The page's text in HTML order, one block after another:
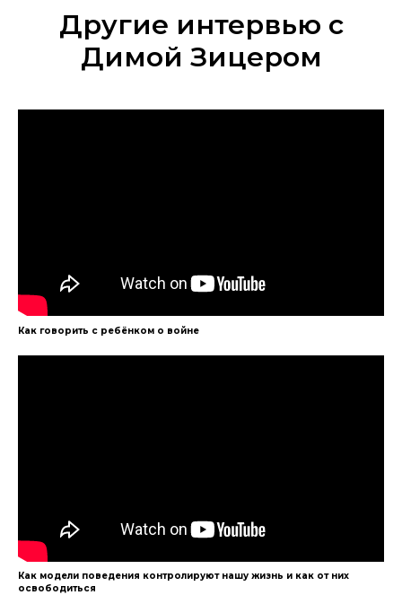
Другие интервью с
Димой Зицером
Как говорить с ребёнком о войне
Как модели поведения контролируют нашу жизнь и как от них
освободиться